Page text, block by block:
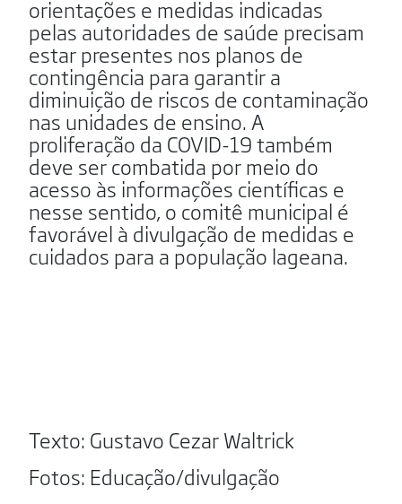
orientações e medidas indicadas
pelas autoridades de saúde precisam
estar presentes nos planos de
contingência para garantir a
diminuição de riscos de contaminação
nas unidades de ensino. A
proliferação da COVID-19 também
deve ser combatida por meio do
acesso às informações científicas e
nesse sentido, o comitê municipal é
favorável à divulgação de medidas e
cuidados para a população lageana.
Texto: Gustavo Cezar Waltrick
Fotos: Educação/divulgação